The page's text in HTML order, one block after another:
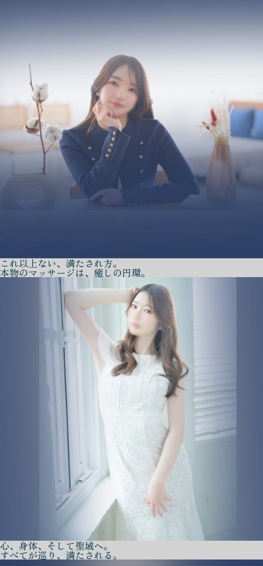
これ以上ない、満たされ方。
本物のマッサージは、癒しの円環。
心、身体、そして聖域へ。
すべてが巡り、満たされる。